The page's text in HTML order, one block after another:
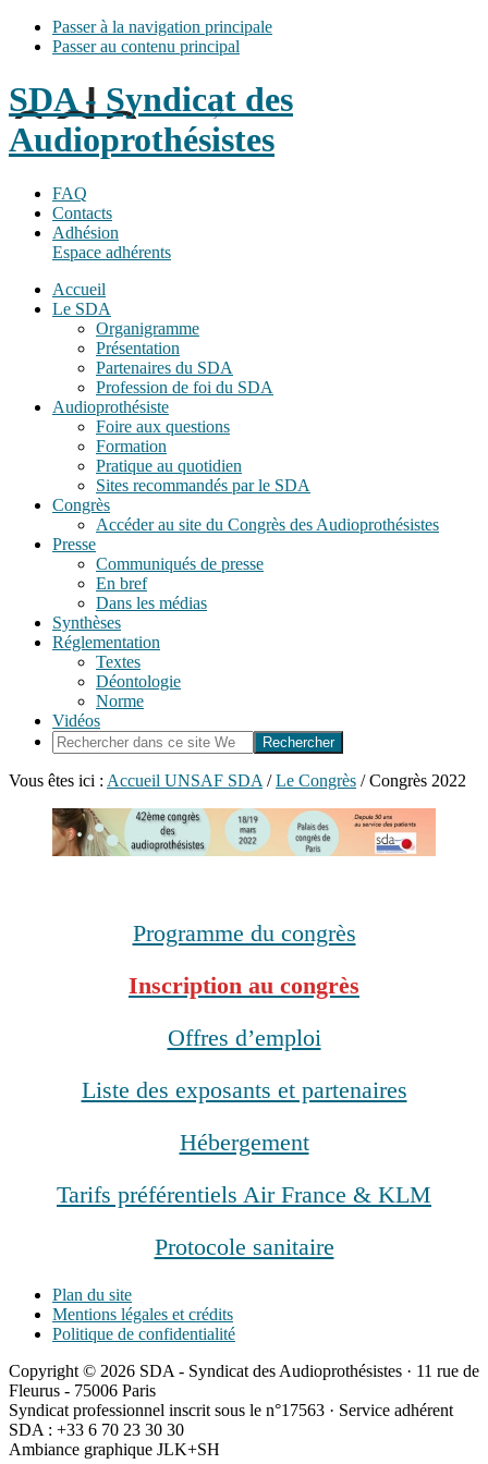
Passer à la navigation principale
Passer au contenu principal
SDA - Syndicat des
Audioprothésistes
FAQ
Contacts
Adhésion
Espace adhérents
Accueil
Le SDA
Organigramme
Présentation
Partenaires du SDA
Profession de foi du SDA
Audioprothésiste
Foire aux questions
Formation
Pratique au quotidien
Sites recommandés par le SDA
Congrès
Accéder au site du Congrès des Audioprothésistes
Presse
Communiqués de presse
En bref
Dans les médias
Synthèses
Réglementation
Textes
Déontologie
Norme
Vidéos
Rechercher
dans
ce
Web
Vous êtes ici : Accueil UNSAF SDA / Le Congrès /Congrès 2022
Congrès
Programme du congrès
Inscription au congrès
Offres d’emploi
Liste des exposants et partenaires
Hébergement
Tarifs préférentiels Air France & KLM
Protocole sanitaire
Plan du site
Mentions légales et crédits
Politique de confidentialité
Copyright © 2026 SDA - Syndicat des Audioprothésistes · 11 rue de
Fleurus - 75006 Paris
Syndicat professionnel inscrit sous le n°17563 · Service adhérent
SDA : +33 6 70 23 30 30
Ambiance graphique JLK+SH